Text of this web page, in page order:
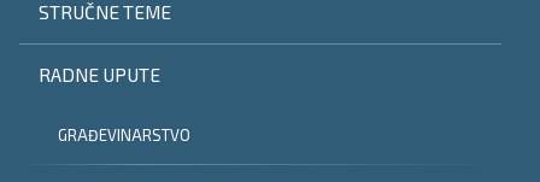
STRUČNE TEME
RADNE UPUTE
GRAĐEVINARSTVO